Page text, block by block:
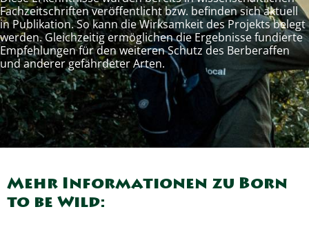
Fachzeitschriften veröffentlicht bzw. befinden sich aktuell
in Publikation. So kann die Wirksamkeit des Projekts belegt
werden. Gleichzeitig ermöglichen die Ergebnisse fundierte
Empfehlungen für den weiteren Schutz des Berberaffen
und anderer gefährdeter Arten.
Mehr Informationen zu Born
to be Wild: